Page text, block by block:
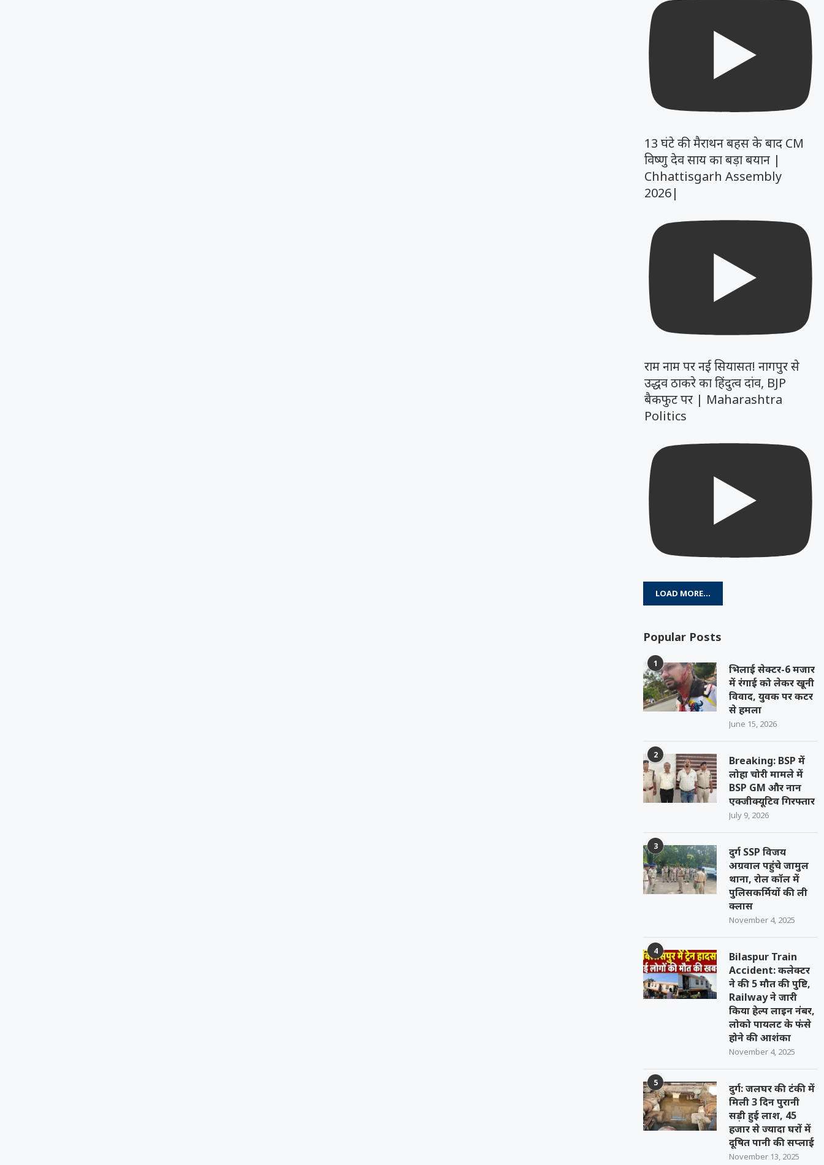
13 घंटे की मैराथन बहस के बाद CM
विष्णु देव साय का बड़ा बयान |
Chhattisgarh Assembly
2026|
राम नाम पर नई सियासत! नागपुर से
उद्धव ठाकरे का हिंदुत्व दांव, BJP
बैकफुट पर | Maharashtra
Politics
LOAD MORE...
Popular Posts
1
भिलाई सेक्टर-6 मजार
में रंगाई को लेकर खूनी
विवाद, युवक पर कटर
से हमला
June 15, 2026
2
Breaking: BSP में
लोहा चोरी मामले में
BSP GM और नान
एक्जीक्यूटिव गिरफ्तार
July 9, 2026
3
दुर्ग SSP विजय
अग्रवाल पहुंचे जामुल
थाना, रोल कॉल में
पुलिसकर्मियों की ली
क्लास
November 4, 2025
4
Bilaspur Train
Accident: कलेक्टर
ने की 5 मौत की पुष्टि,
Railway ने जारी
किया हेल्प लाइन नंबर,
लोको पायलट के फंसे
होने की आशंका
November 4, 2025
5
दुर्ग: जलघर की टंकी में
मिली 3 दिन पुरानी
सड़ी हुई लाश, 45
हजार से ज्यादा घरों में
दूषित पानी की सप्लाई
November 13, 2025